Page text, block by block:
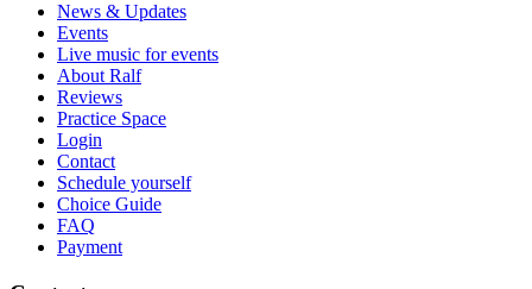
News & Updates
Events
Live music for events
About Ralf
Reviews
Practice Space
Login
Contact
Schedule yourself
Choice Guide
FAQ
Payment